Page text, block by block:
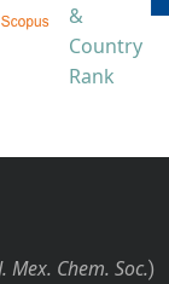
Mex. Chem. Soc.)